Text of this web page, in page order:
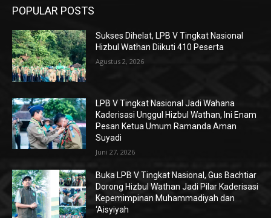
POPULAR POSTS
Sukses Dihelat, LPB V Tingkat Nasional
Hizbul Wathan Diikuti 410 Peserta
Agustus 2, 2026
LPB V Tingkat Nasional Jadi Wahana
Kaderisasi Unggul Hizbul Wathan, Ini Enam
Pesan Ketua Umum Ramanda Aman
Suyadi
Juni 27, 2026
Buka LPB V Tingkat Nasional, Gus Bachtiar
Dorong Hizbul Wathan Jadi Pilar Kaderisasi
Kepemimpinan Muhammadiyah dan
‘Aisyiyah